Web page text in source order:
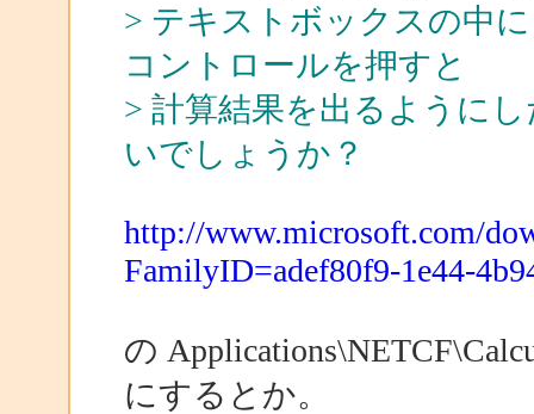
> テキストボックスの中
コントロールを押すと
> 計算結果を出るように
いでしょうか？
http://www.microsoft.com/
FamilyID=adef80f9-1e44-
の
にするとか。